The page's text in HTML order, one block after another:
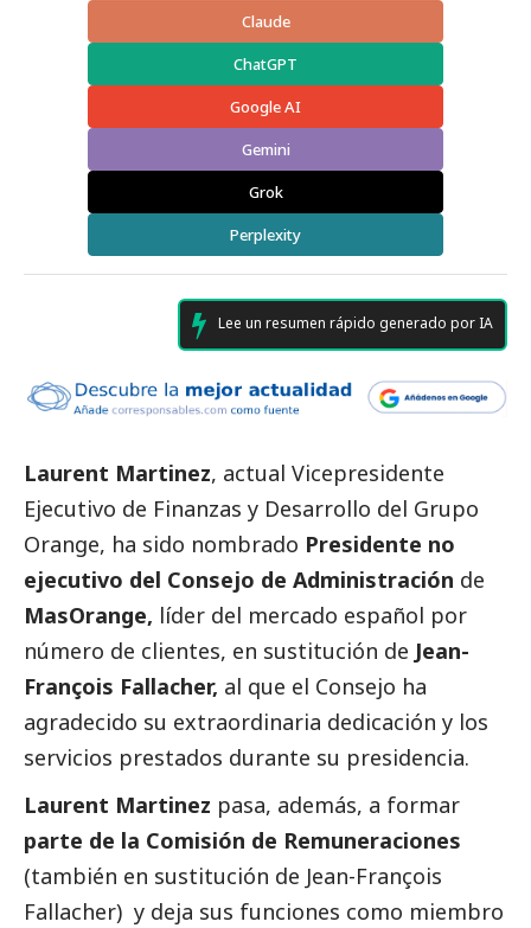
Claude
ChatGPT
Google AI
Gemini
Grok
Perplexity
Lee un resumen rápido generado por IA
Laurent Martinez, actual Vicepresidente
Ejecutivo de Finanzas y Desarrollo del Grupo
Orange, ha sido nombrado Presidente no
ejecutivo del Consejo de Administración de
MasOrange, líder del mercado español por
número de clientes, en sustitución de Jean-
François Fallacher, al que el Consejo ha
agradecido su extraordinaria dedicación y los
servicios prestados durante su presidencia.
Laurent Martinez pasa, además, a formar
parte de la Comisión de Remuneraciones
(también en sustitución de Jean-François
Fallacher) y deja sus funciones como miembro